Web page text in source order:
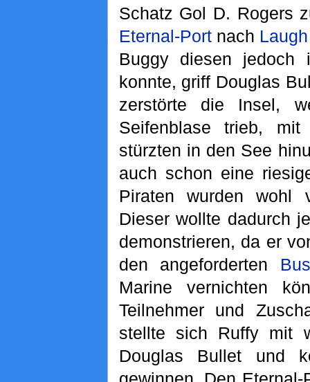
Schatz Gol D. Rogers
Eternal-Portnach
Buggy diesen jedoch
konnte, griff Douglas
zerstörte die Insel,
Seifenblase trieb,
stürzten in den See
auch schon eine
Piraten wurden wohl
Dieser wollte dadurch
demonstrieren, da er
den angeforderten
Marine vernichten
Teilnehmer und
stellte sich Ruffy mit
Douglas Bullet und